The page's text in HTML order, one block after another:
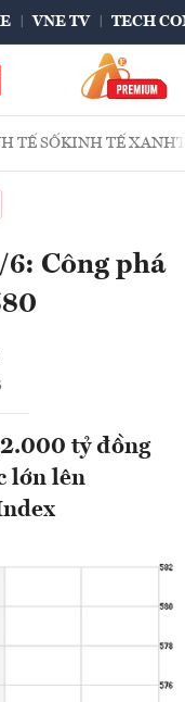
VNE TV TECH
TẾ SỐKINH TẾ XANH
6: Công phá
tỷ đồng
lớn lên